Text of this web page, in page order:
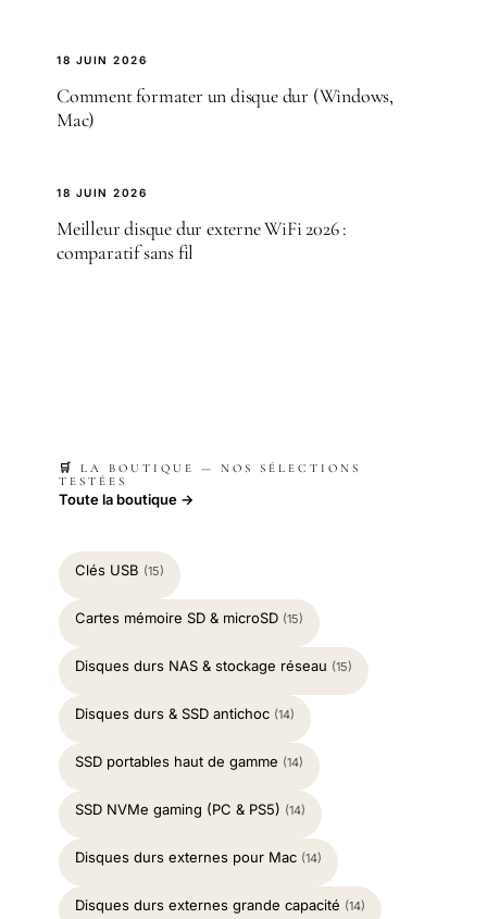
18 JUIN 2026
Comment formater un disque dur (Windows,
Mac)
18 JUIN 2026
Meilleur disque dur externe WiFi 2026 :
comparatif sans fil
🛒 LA BOUTIQUE — NOS SÉLECTIONS
TESTÉES
Toute la boutique →
Clés USB (15)
Cartes mémoire SD & microSD (15)
Disques durs NAS & stockage réseau (15)
Disques durs & SSD antichoc (14)
SSD portables haut de gamme (14)
SSD NVMe gaming (PC & PS5) (14)
Disques durs externes pour Mac (14)
Disques durs externes grande capacité (14)